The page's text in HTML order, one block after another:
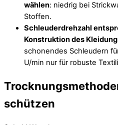
wählen: niedrig bei
Stoffen.
Schleuderdrehzahl
Konstruktion des
schonendes Schleudern
U/min nur für robuste
schützen